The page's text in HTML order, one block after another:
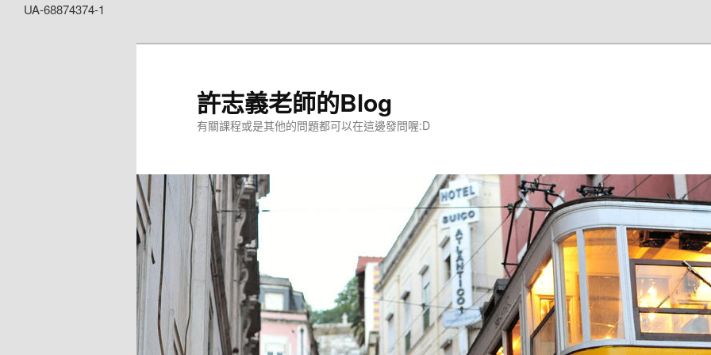
UA-68874374-1
許志義老師的Blog
有關課程或是其他的問題都可以在這邊發問喔:D